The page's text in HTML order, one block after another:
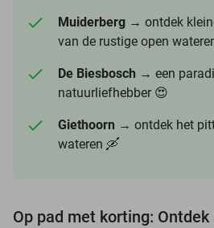
Muiderberg → ontdek
van de rustige open
De Biesbosch → een
natuurliefhebber 😍
Giethoorn → ontdek het
wateren 🛶
Op pad met korting: